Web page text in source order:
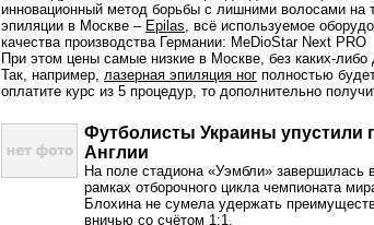
инновационный метод борьбы с лишними волосами на
эпиляции в Москве – Epilas, всё используемое
качества производства Германии: MeDioStar Next PRO
При этом цены самые низкие в Москве, без каких-
Так, например, лазерная эпиляция ног полностью
оплатите курс из 5 процедур, то дополнительно
Футболисты Украины упустили
Англии
На поле стадиона «Уэмбли» завершилась
рамках отборочного цикла чемпионата
Блохина не сумела удержать
вничью со счётом 1:1.